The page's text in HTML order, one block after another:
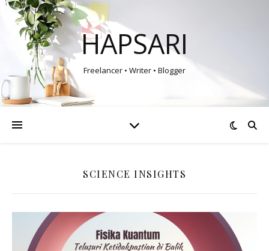
HAPSARI
Freelancer • Writer • Blogger
SCIENCE INSIGHTS